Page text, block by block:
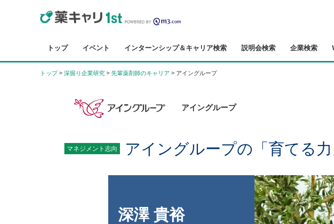
トップ イベント インターンシップ＆キャリア検索 説明会検索 企業検索
トップ 深掘り企業研究 先輩薬剤師のキャリア アイングループ
アイングループ
マネジメント志向 アイングループの「育てる
深澤 貴裕